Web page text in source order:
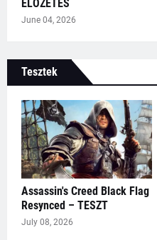
ELŐZETES
June 04, 2026
Tesztek
Assassin's Creed Black Flag
Resynced – TESZT
July 08, 2026